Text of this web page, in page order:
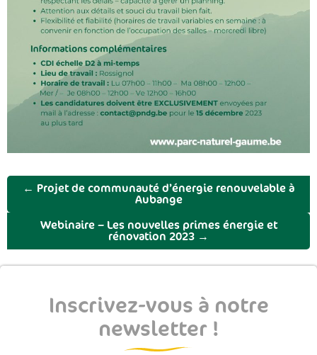
← Projet de communauté d’énergie renouvelable à
Aubange
Webinaire – Les nouvelles primes énergie et
rénovation 2023 →
Inscrivez-vous à notre
newsletter !